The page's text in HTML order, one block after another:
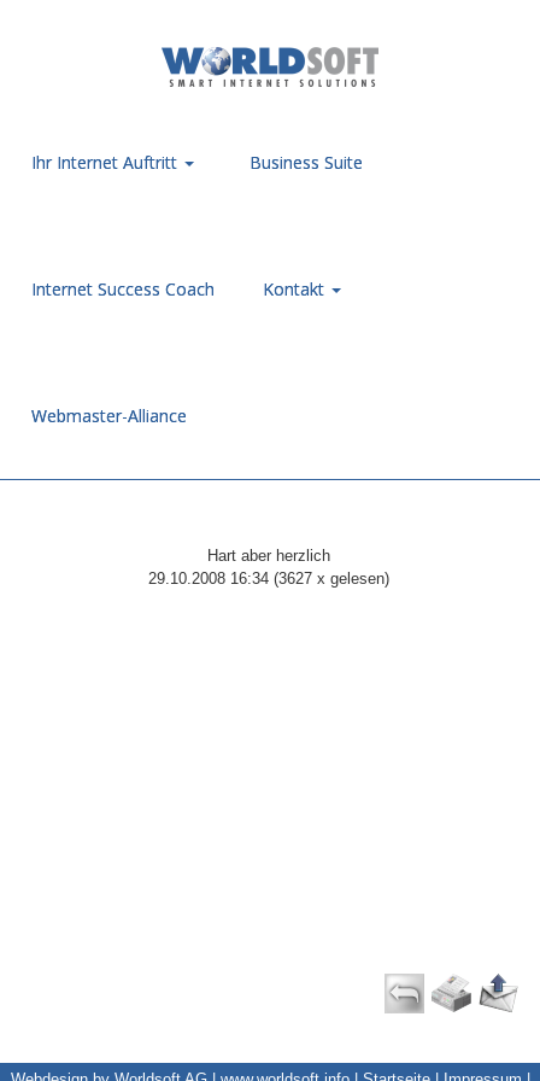
Ihr Internet Auftritt Business Suite
Internet Success Coach Kontakt
Webmaster-Alliance
Hart aber herzlich
29.10.2008 16:34(3627 x gelesen)